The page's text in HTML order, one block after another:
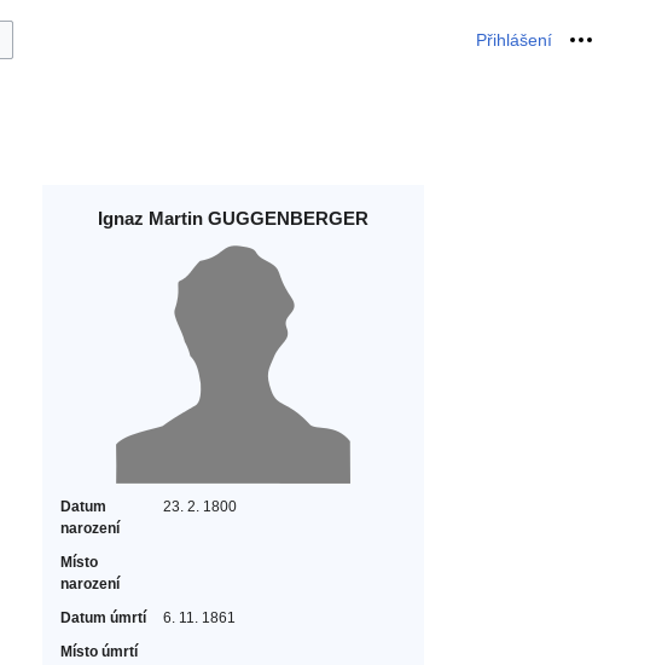
Přihlášení Osobní
Ignaz Martin GUGGENBERGER
Datum
narození
23. 2. 1800
Místo
narození
Datum úmrtí
6. 11. 1861
Místo úmrtí